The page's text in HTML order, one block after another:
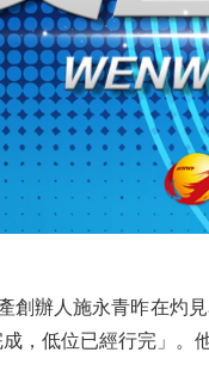
辦人施永青昨在灼見
，低位已經行完」。